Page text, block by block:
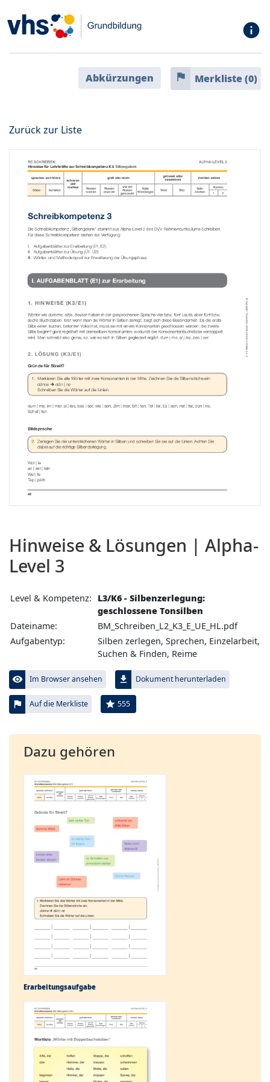
info
Abkürzungen flag Merkliste (0)
Zurück zur Liste
Hinweise & Lösungen | Alpha-
Level 3
Level & Kompetenz:
L3/K6 - Silbenzerlegung:
geschlossene Tonsilben
Dateiname:
BM_Schreiben_L2_K3_E_UE_HL.pdf
Aufgabentyp:
Silben zerlegen, Sprechen, Einzelarbeit,
Suchen & Finden, Reime
visibility Im Browser ansehen file_download Dokument herunterladen
flag Auf die Merkliste star 555
Dazu gehören
Erarbeitungs­aufgabe